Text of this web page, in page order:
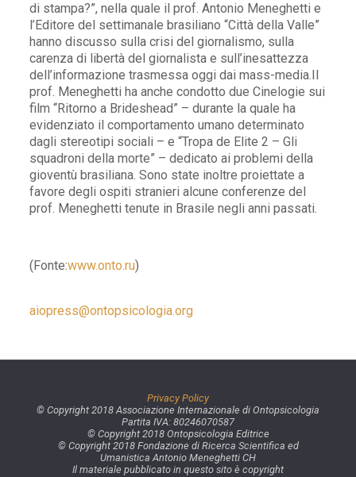
di stampa?”, nella quale il prof. Antonio Meneghetti e
l’Editore del settimanale brasiliano “Città della Valle”
hanno discusso sulla crisi del giornalismo, sulla
carenza di libertà del giornalista e sull’inesattezza
dell’informazione trasmessa oggi dai mass-media.Il
prof. Meneghetti ha anche condotto due Cinelogie sui
film “Ritorno a Brideshead” – durante la quale ha
evidenziato il comportamento umano determinato
dagli stereotipi sociali – e “Tropa de Elite 2 – Gli
squadroni della morte” – dedicato ai problemi della
gioventù brasiliana. Sono state inoltre proiettate a
favore degli ospiti stranieri alcune conferenze del
prof. Meneghetti tenute in Brasile negli anni passati.
(Fonte:www.onto.ru)
aiopress@ontopsicologia.org
Privacy Policy
© Copyright 2018 Associazione Internazionale di Ontopsicologia
Partita IVA: 80246070587
© Copyright 2018 Ontopsicologia Editrice
© Copyright 2018 Fondazione di Ricerca Scientifica ed
Umanistica Antonio Meneghetti CH
Il materiale pubblicato in questo sito è copyright